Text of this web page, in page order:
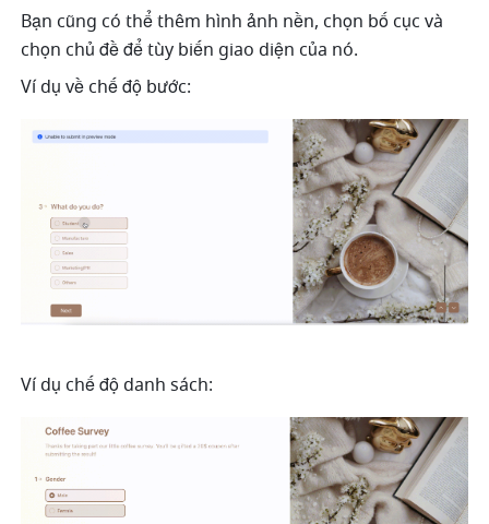
Bạn cũng có thể thêm hình ảnh nền, chọn bố cục và
chọn chủ đề để tùy biến giao diện của nó.
Ví dụ về chế độ bước:
Ví dụ chế độ danh sách: